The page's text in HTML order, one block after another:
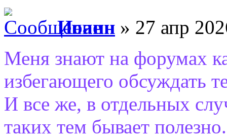
Иоанн » 27 апр
Меня знают на форумах
избегающего обсуждать
И все же, в отдельных
таких тем бывает